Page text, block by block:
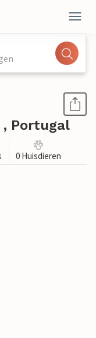
Portugal
0 Huisdieren